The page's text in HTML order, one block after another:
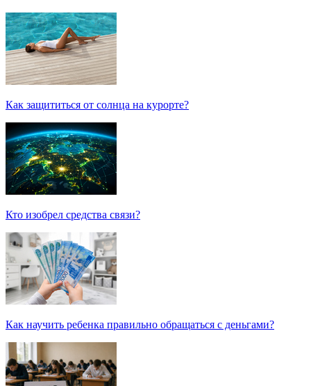
Как защититься от солнца на курорте?
Кто изобрел средства связи?
Как научить ребенка правильно обращаться с деньгами?